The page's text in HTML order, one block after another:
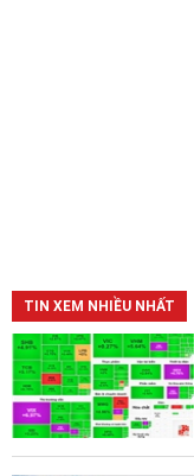
TIN XEM NHIỀU NHẤT